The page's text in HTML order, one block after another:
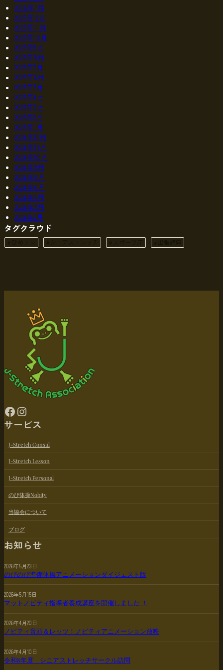
2026年1月
2025年12月
2025年11月
2025年10月
2025年9月
2025年8月
2025年7月
2025年6月
2025年5月
2025年4月
2025年3月
2025年2月
2025年1月
2024年12月
2024年11月
2024年10月
2024年9月
2024年8月
2024年6月
2024年4月
2024年3月
2024年2月
タグクラウド
Facebook Instagram
サービス
J-Stretch Consul
J-Stretch Lesson
J-Stretch Personal
のび体操Nobity
当協会について
ブログ
お知らせ
2026年5月23日
のびのび準備体操アニメーションダイジェスト版
2026年5月15日
マットノビティ指導者養成講座を開催しました ！
2026年4月20日
ノビティ音頭＆レッツ！ノビティアニメーション放映
2026年4月10日
令和8年度 シニアストレッチサークル訪問